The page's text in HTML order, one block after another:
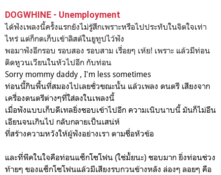
DOGWHINE - Unemployment
ได้ฟังเพลงนี้ครั้งแรกยังไม่รู้สึกเพราะหรือไปประทับในจิตใจเท่า
ไหร่ แต่ก็กดเก็บเข้าลิสต์ในยูทูปไว้ฟัง
พอมาฟังอีกรอบ รอบสอง รอบสาม เรื่อยๆ เห้ย! เพราะ แล้วมีท่อน
ติดหูวนเวียนในหัวไปอีก กับท่อน
Sorry mommy daddy , I'm less sometimes
ท่อนนี้กินพื้นที่สมองไปเลยชั่วขณะนั้น แล้วเพลง ดนตรี เสียงจาก
เครื่องดนตรีต่างๆที่ใส่ลงในเพลงนี้
เมื่อฟังแบบเก็บดีเทลยิ่งชอบเข้าไปอีก ความเนิบนาบนี้ มันก็ไม่อึน
เอียนจนเกินไป กลับกลายเป็นเสน่ห์
ที่สร้างความหวังให้ผู้ฟังอย่างเรา ตามชื่อหัวข้อ
และที่พีคในใจคือท่อนแซ็กโซโฟน (ใช่มั้ยนะ) ชอบมาก ยิ่งท่อนช่วง
ท้ายๆ ของแซ็กโซโฟนแล้วมีเสียงรบกวนข้างหลัง ล่องๆ ลอยๆ คือ